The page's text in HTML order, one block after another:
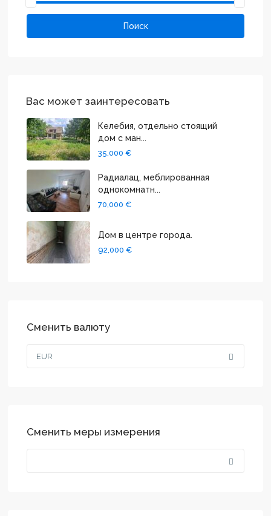
Поиск
Вас может заинтересовать
Келебия, отдельно стоящий
дом с ман...
35,000 €
Радиалац, меблированная
однокомнатн...
70,000 €
Дом в центре города.
92,000 €
Сменить валюту
EUR
Сменить меры измерения